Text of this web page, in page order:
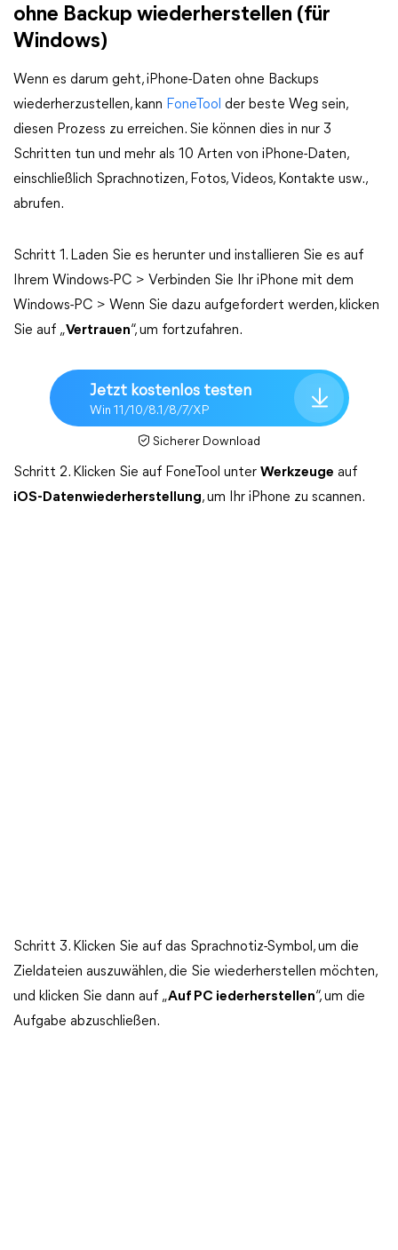
ohne Backup wiederherstellen (für
Windows)
Wenn es darum geht, iPhone-Daten ohne Backups
wiederherzustellen, kann FoneTool der beste Weg sein,
diesen Prozess zu erreichen. Sie können dies in nur 3
Schritten tun und mehr als 10 Arten von iPhone-Daten,
einschließlich Sprachnotizen, Fotos, Videos, Kontakte usw.,
abrufen.
Schritt 1. Laden Sie es herunter und installieren Sie es auf
Ihrem Windows-PC > Verbinden Sie Ihr iPhone mit dem
Windows-PC > Wenn Sie dazu aufgefordert werden, klicken
Sie auf „Vertrauen“, um fortzufahren.
Jetzt kostenlos testen
Win 11/10/8.1/8/7/XP
Sicherer Download
Schritt 2. Klicken Sie auf FoneTool unter Werkzeuge auf
iOS-Datenwiederherstellung, um Ihr iPhone zu scannen.
Schritt 3. Klicken Sie auf das Sprachnotiz-Symbol, um die
Zieldateien auszuwählen, die Sie wiederherstellen möchten,
und klicken Sie dann auf „Auf PC iederherstellen“, um die
Aufgabe abzuschließen.